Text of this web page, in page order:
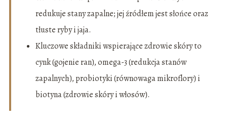
redukuje stany zapalne; jej źródłem jest słońce oraz
tłuste ryby i jaja.
Kluczowe składniki wspierające zdrowie skóry to
cynk (gojenie ran), omega-3 (redukcja stanów
zapalnych), probiotyki (równowaga mikroflory) i
biotyna (zdrowie skóry i włosów).